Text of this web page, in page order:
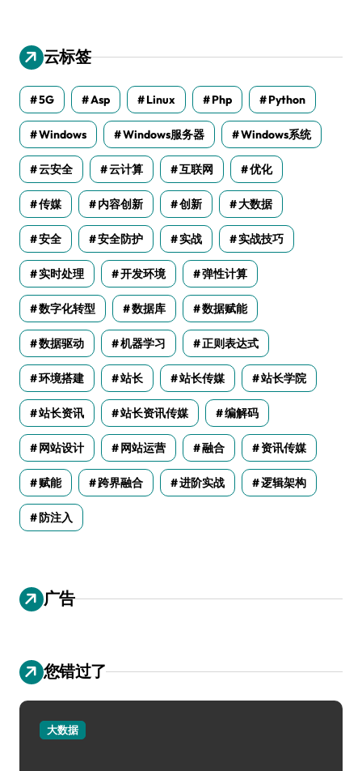
云标签
5G Asp Linux Php Python
Windows Windows服务器 Windows系统
云安全 云计算 互联网 优化
传媒 内容创新 创新 大数据
安全 安全防护 实战 实战技巧
实时处理 开发环境 弹性计算
数字化转型 数据库 数据赋能
数据驱动 机器学习 正则表达式
环境搭建 站长 站长传媒 站长学院
站长资讯 站长资讯传媒 编解码
网站设计 网站运营 融合 资讯传媒
赋能 跨界融合 进阶实战 逻辑架构
防注入
广告
您错过了
大数据